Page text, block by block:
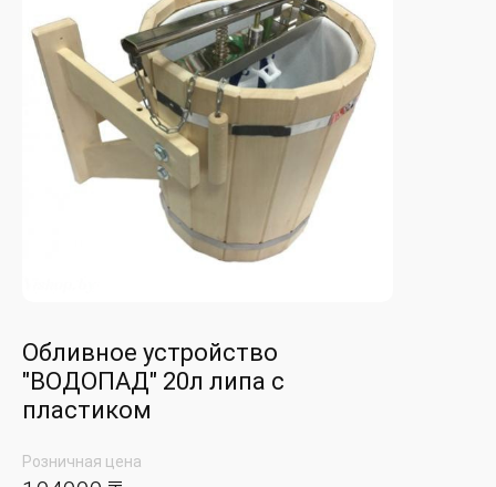
Обливное устройство
"ВОДОПАД" 20л липа с
пластиком
Розничная цена